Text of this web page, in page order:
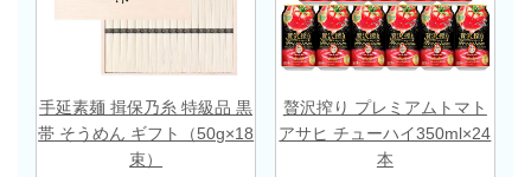
手延素麺 揖保乃糸 特級品 黒
帯 そうめん ギフト（50g×18
束）
贅沢搾り プレミアムトマト
アサヒ チューハイ350ml×24
本